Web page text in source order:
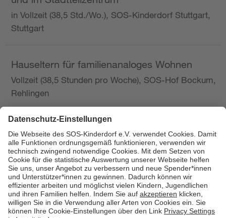
in Vollzeit (38,5 Std./Wo.), SOS-Kinderdorf Stuttgart,
Stuttgart
Hauseltern für familienanaloges Wohnen
Vollzeit (38,5 Stunden pro Woche), SOS-Hof Bockum,
Rehlingen
Hauswirtschafterin / Köchin (m/w/d) als
Ausbilderin (m/w/d) im Bereich
Nahrungszubereitung
in Vollzeit (38,5 Std./Wo.), SOS-Kinderdorf
Saarbrücken, Saarbrücken